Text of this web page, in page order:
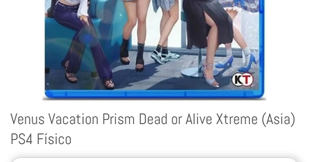
Venus Vacation Prism Dead or Alive Xtreme (Asia)
PS4 Físico